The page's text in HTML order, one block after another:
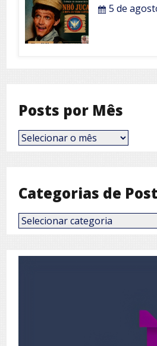
5 de
Posts por Mês
Posts
por
Categorias de
Categorias
de